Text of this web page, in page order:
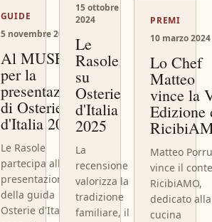
GUIDE
5 novembre 2024
Al MUSE
per la
presentazione
di Osterie
d'Italia 2025
Le Rasole
partecipa alla
presentazione
della guida
Osterie d'Italia
15 ottobre
2024
Le
Rasole
su
Osterie
d'Italia
2025
La
recensione
valorizza la
tradizione
familiare, il
PREMI
10 marzo 2024
Lo Chef
Matteo
vince la
Edizione
Matteo
vince il
RicibiAMO,
dedicato alla
cucina